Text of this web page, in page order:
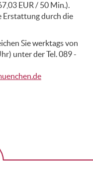
EUR / 50 Min.).
Erstattung durch die
Sie werktags von
unter der Tel. 089 -